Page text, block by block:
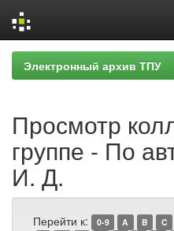
Skip
navigation
Электронный архив ТПУ
Просмотр
группе - По
И. Д.
Перейти к: 0-9 A B C